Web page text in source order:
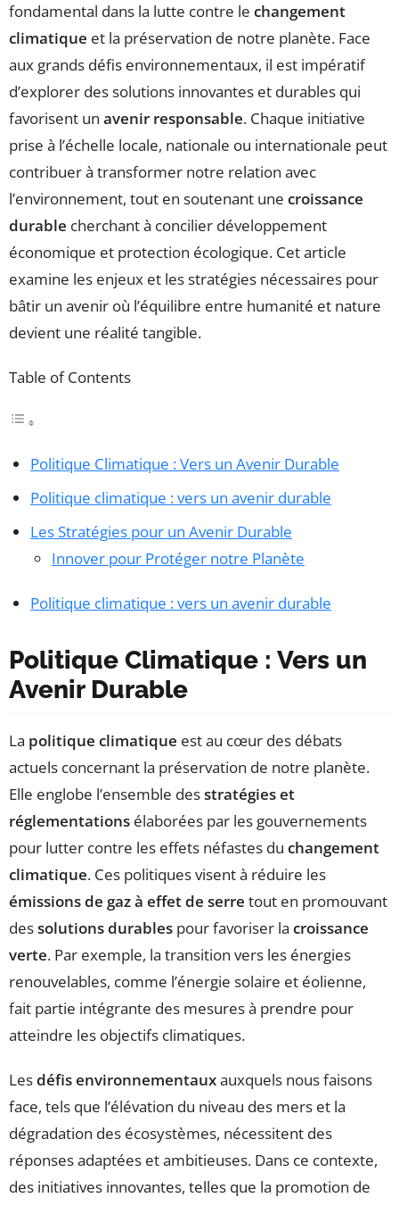
fondamental dans la lutte contre le changement
climatique et la préservation de notre planète. Face
aux grands défis environnementaux, il est impératif
d’explorer des solutions innovantes et durables qui
favorisent un avenir responsable. Chaque initiative
prise à l’échelle locale, nationale ou internationale peut
contribuer à transformer notre relation avec
l’environnement, tout en soutenant une croissance
durable cherchant à concilier développement
économique et protection écologique. Cet article
examine les enjeux et les stratégies nécessaires pour
bâtir un avenir où l’équilibre entre humanité et nature
devient une réalité tangible.
Table of Contents
Politique Climatique : Vers un Avenir Durable
Politique climatique : vers un avenir durable
Les Stratégies pour un Avenir Durable
Innover pour Protéger notre Planète
Politique climatique : vers un avenir durable
Politique Climatique : Vers un
Avenir Durable
La politique climatique est au cœur des débats
actuels concernant la préservation de notre planète.
Elle englobe l’ensemble desstratégies et
réglementations élaborées par les gouvernements
pour lutter contre les effets néfastes du changement
climatique. Ces politiques visent à réduire les
émissions de gaz à effet de serre tout en promouvant
dessolutions durables pour favoriser la croissance
verte. Par exemple, la transition vers les énergies
renouvelables, comme l’énergie solaire et éolienne,
fait partie intégrante des mesures à prendre pour
atteindre les objectifs climatiques.
Lesdéfis environnementauxauxquels nous faisons
face, tels que l’élévation du niveau des mers et la
dégradation des écosystèmes, nécessitent des
réponses adaptées et ambitieuses. Dans ce contexte,
des initiatives innovantes, telles que la promotion de